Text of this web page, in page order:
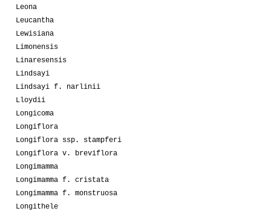
Leona
Leucantha
Lewisiana
Limonensis
Linaresensis
Lindsayi
Lindsayi f. narlinii
Lloydii
Longicoma
Longiflora
Longiflora ssp. stampferi
Longiflora v. breviflora
Longimamma
Longimamma f. cristata
Longimamma f. monstruosa
Longithele